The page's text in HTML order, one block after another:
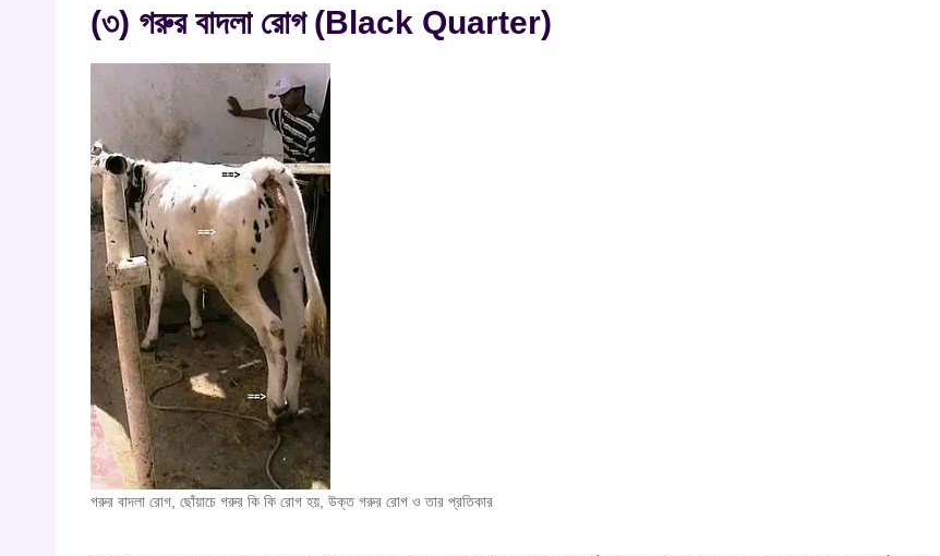
(৩) গরুর বাদলা রোগ (Black Quarter)
গরুর বাদলা রোগ, ছোঁয়াচে গরুর কি কি রোগ হয়, উক্ত গরুর রোগ ও তার প্রতিকার